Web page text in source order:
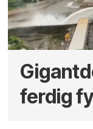
ferdig